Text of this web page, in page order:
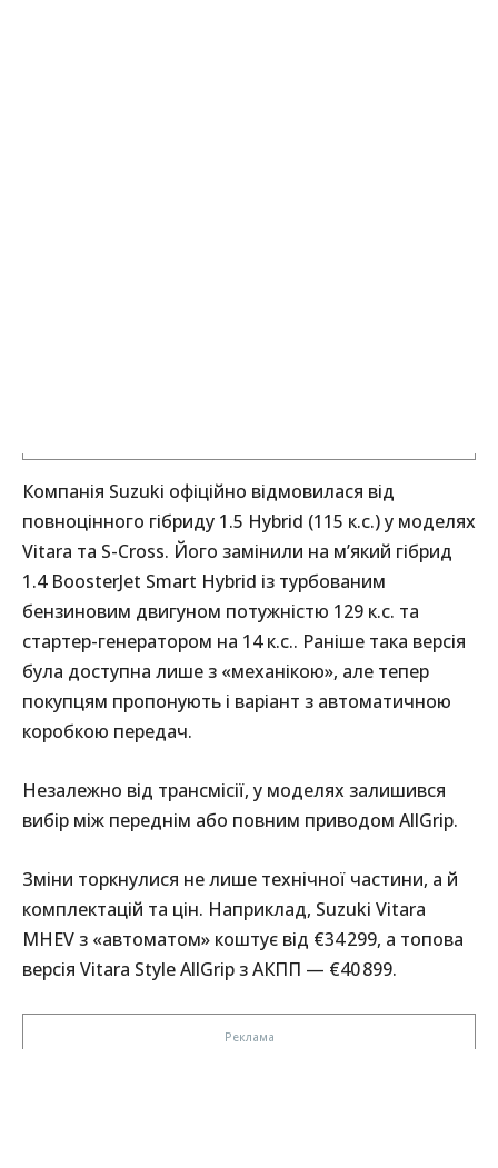
Компанія Suzuki офіційно відмовилася від
повноцінного гібриду 1.5 Hybrid (115 к.с.) у моделях
Vitara та S-Cross. Його замінили на м’який гібрид
1.4 BoosterJet Smart Hybrid із турбованим
бензиновим двигуном потужністю 129 к.с. та
стартер-генератором на 14 к.с.. Раніше така версія
була доступна лише з «механікою», але тепер
покупцям пропонують і варіант з автоматичною
коробкою передач.
Незалежно від трансмісії, у моделях залишився
вибір між переднім або повним приводом AllGrip.
Зміни торкнулися не лише технічної частини, а й
комплектацій та цін. Наприклад, Suzuki Vitara
MHEV з «автоматом» коштує від €34 299, а топова
версія Vitara Style AllGrip з АКПП — €40 899.